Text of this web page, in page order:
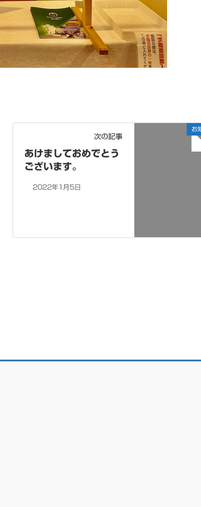
お
次の記事
あけましておめでとう
ございます。
2022年1月5日